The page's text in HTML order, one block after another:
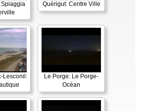
Quérigut: Centre Ville
Lesconil:
Le Porge: Le Porge-
Océan